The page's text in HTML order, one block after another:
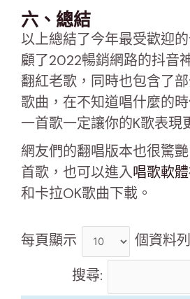
六、總結
以上總結了今年最受歡迎
顧了2022暢銷網路的抖音
翻紅老歌，同時也包含了
歌曲，在不知道唱什麼的
一首歌一定讓你的K歌表現
網友們的翻唱版本也很驚
首歌，也可以進入唱歌軟體
和卡拉OK歌曲下載。
每頁顯示
個資料列
搜尋: